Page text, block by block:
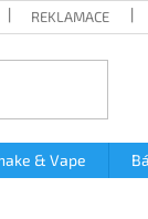
REKLAMACE
& Vape